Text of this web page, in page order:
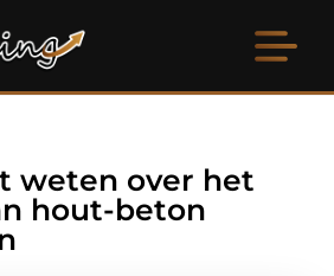
weten over het
hout-beton